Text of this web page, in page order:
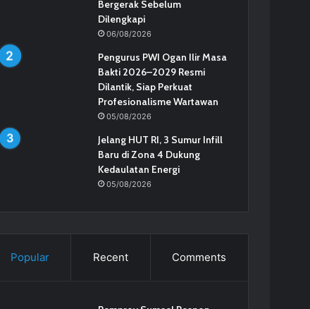
Bergerak Sebelum
Dilengkapi
06/08/2026
Pengurus PWI Ogan Ilir Masa
Bakti 2026–2029 Resmi
Dilantik, Siap Perkuat
Profesionalisme Wartawan
05/08/2026
Jelang HUT RI, 3 Sumur Infill
Baru di Zona 4 Dukung
Kedaulatan Energi
05/08/2026
Popular Recent Comments